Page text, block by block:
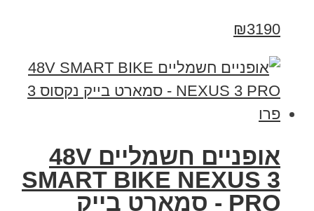
₪3190
אופניים חשמליים 48V
SMART BIKE NEXUS 3
PRO - סמארט בייק